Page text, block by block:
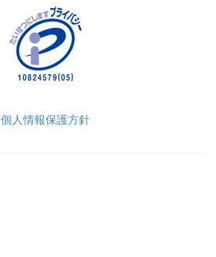
個人情報保護方針